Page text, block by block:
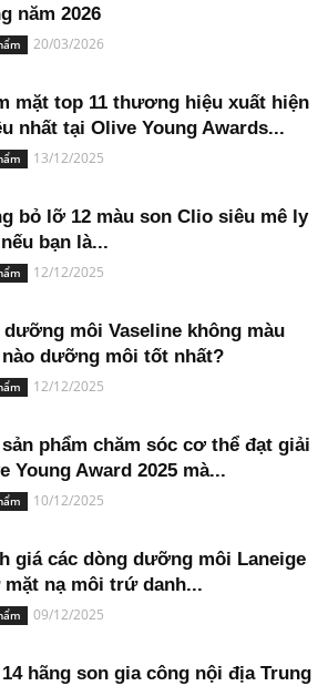
năm 2026
20/03/2026
mặt top 11 thương hiệu xuất hiện
nhất tại Olive Young Awards...
13/12/2025
bỏ lỡ 12 màu son Clio siêu mê ly
bạn là...
12/12/2025
dưỡng môi Vaseline không màu
dưỡng môi tốt nhất?
12/12/2025
phẩm chăm sóc cơ thể đạt giải
Young Award 2025 mà...
10/12/2025
giá các dòng dưỡng môi Laneige
nạ môi trứ danh...
09/12/2025
hãng son gia công nội địa Trung